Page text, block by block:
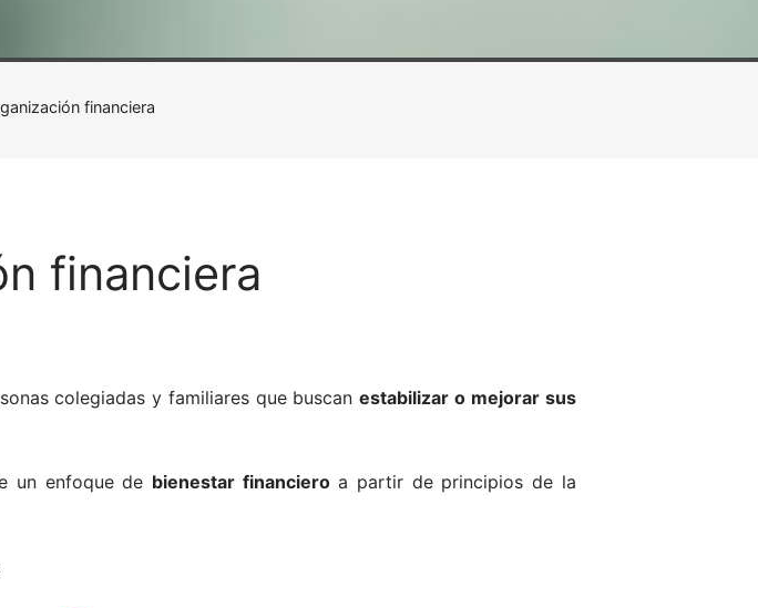
financiera
financiera
colegiadas y familiares que buscanestabilizar o mejorar sus
un enfoque de bienestar financieroa partir de principios de la